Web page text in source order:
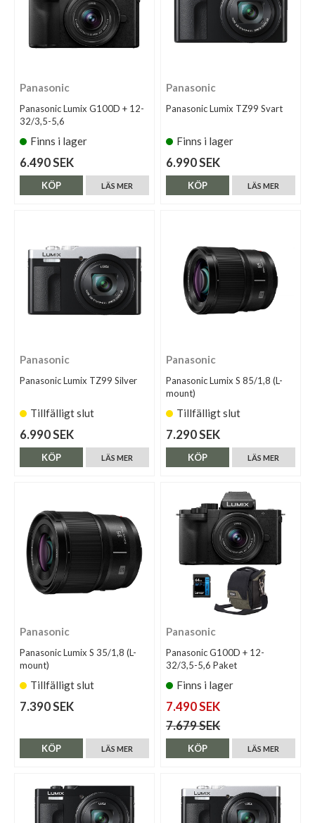
Panasonic
Panasonic Lumix G100D + 12-
32/3,5-5,6
Finns i lager
6.490 SEK
LÄS MER
KÖP
Panasonic
Panasonic Lumix TZ99 Svart
Finns i lager
6.990 SEK
LÄS MER
KÖP
Panasonic
Panasonic Lumix TZ99 Silver
Tillfälligt slut
6.990 SEK
LÄS MER
KÖP
Panasonic
Panasonic Lumix S 85/1,8 (L-
mount)
Tillfälligt slut
7.290 SEK
LÄS MER
KÖP
Panasonic
Panasonic Lumix S 35/1,8 (L-
mount)
Tillfälligt slut
7.390 SEK
LÄS MER
KÖP
Panasonic
Panasonic G100D + 12-
32/3,5-5,6 Paket
Finns i lager
7.490 SEK
7.679 SEK
LÄS MER
KÖP